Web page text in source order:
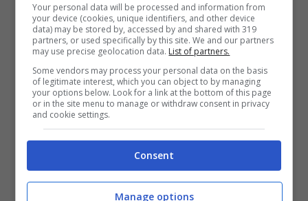
La app funziona anche nella modalità
offline. Una caratteristica molto utile e
importante, poiché non sempre la rete
internet funziona o è raggiungibile in
montagna.
La app per riconoscere le montagne è utile
in primo luogo per tutte le persone che
Your personal data will be processed and information from
your device (cookies, unique identifiers, and other device
data) may be stored by, accessed by and shared with 319
partners, or used specifically by this site. We and our partners
may use precise geolocation data. List of partners.
Some vendors may process your personal data on the basis
of legitimate interest, which you can object to by managing
your options below. Look for a link at the bottom of this page
or in the site menu to manage or withdraw consent in privacy
and cookie settings.
Consent
Manage options